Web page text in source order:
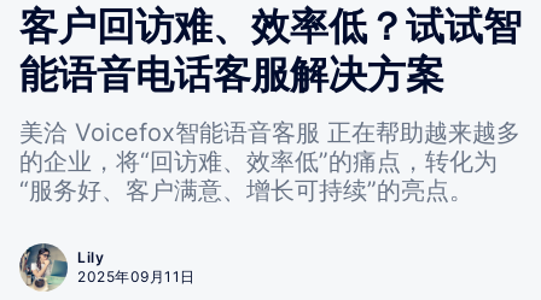
客户回访难、效率低？试试智
能语音电话客服解决方案
美洽 Voicefox智能语音客服 正在帮助越来越多
的企业，将“回访难、效率低”的痛点，转化为
“服务好、客户满意、增长可持续”的亮点。
Lily
2025年09月11日